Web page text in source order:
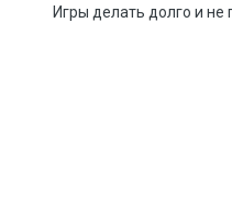
Игры делать долго и не